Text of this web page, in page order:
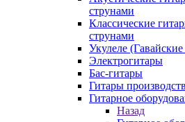
струнами
Классические
струнами
Укулеле
Электрогитары
Бас-гитары
Гитары
Гитарное
Назад